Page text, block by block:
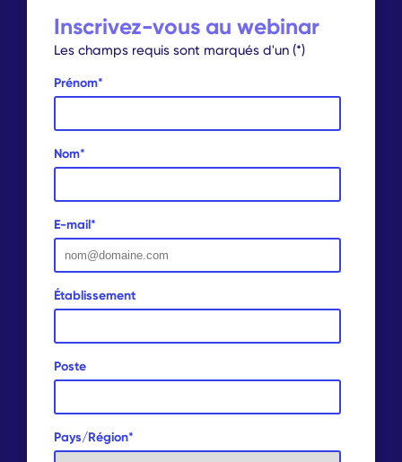
Inscrivez-vous au webinar
Les champs requis sont marqués d'un (*)astérisque
Prénom*
Nom*
E-mail*
Établissement
Poste
Pays/Région*